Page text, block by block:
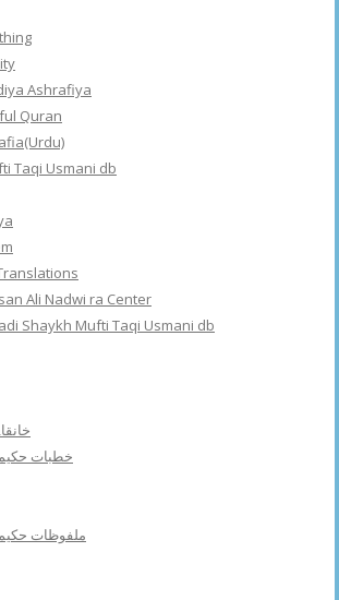
Ashrafiya
Quran
Taqi Usmani db
Ali Nadwi ra Center
Shaykh Mufti Taqi Usmani db
خطبات حکیم
ملفوظات حکیم